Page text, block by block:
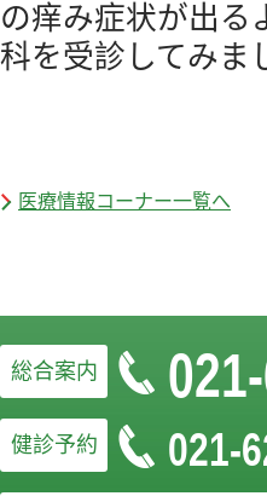
の痒み症状が出る
科を受診してみま
医療情報コーナー一覧へ
総合案内
健診予約 021-